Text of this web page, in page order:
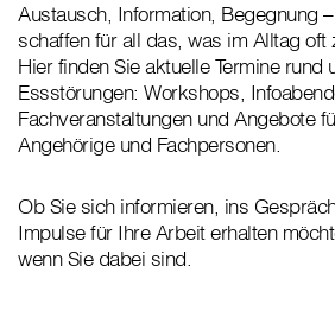
Austausch, Information, Begegnung
schaffen für all das, was im Alltag oft
Hier finden Sie aktuelle Termine rund
Essstörungen: Workshops,
Fachveranstaltungen und Angebote
Angehörige und Fachpersonen.
Ob Sie sich informieren, ins
Impulse für Ihre Arbeit erhalten
wenn Sie dabei sind.